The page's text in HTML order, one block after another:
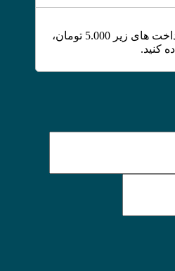
با توجه به محدودیت پرداخت های زیر 5.000 تومان،
کنید.